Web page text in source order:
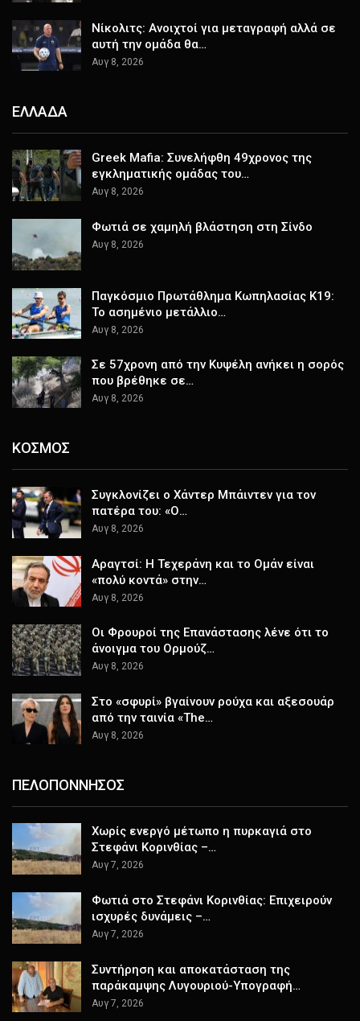
Νίκολιτς: Ανοιχτοί για μεταγραφή αλλά σε
αυτή την ομάδα θα…
Αυγ 8, 2026
ΕΛΛΑΔΑ
Greek Mafia: Συνελήφθη 49χρονος της
εγκληματικής ομάδας του…
Αυγ 8, 2026
Φωτιά σε χαμηλή βλάστηση στη Σίνδο
Αυγ 8, 2026
Παγκόσμιο Πρωτάθλημα Κωπηλασίας Κ19:
Το ασημένιο μετάλλιο…
Αυγ 8, 2026
Σε 57χρονη από την Κυψέλη ανήκει η σορός
που βρέθηκε σε…
Αυγ 8, 2026
ΚΟΣΜΟΣ
Συγκλονίζει ο Χάντερ Μπάιντεν για τον
πατέρα του: «Ο…
Αυγ 8, 2026
Αραγτσί: Η Τεχεράνη και το Ομάν είναι
«πολύ κοντά» στην…
Αυγ 8, 2026
Οι Φρουροί της Επανάστασης λένε ότι το
άνοιγμα του Ορμούζ…
Αυγ 8, 2026
Στο «σφυρί» βγαίνουν ρούχα και αξεσουάρ
από την ταινία «The…
Αυγ 8, 2026
ΠΕΛΟΠΟΝΝΗΣΟΣ
Χωρίς ενεργό μέτωπο η πυρκαγιά στο
Στεφάνι Κορινθίας –…
Αυγ 7, 2026
Φωτιά στο Στεφάνι Κορινθίας: Επιχειρούν
ισχυρές δυνάμεις –…
Αυγ 7, 2026
Συντήρηση και αποκατάσταση της
παράκαμψης Λυγουριού-Υπογραφή…
Αυγ 7, 2026